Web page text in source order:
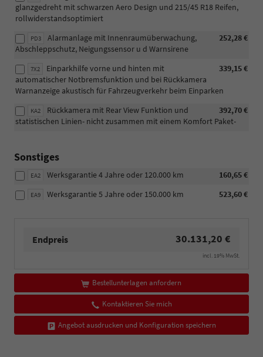
glanzgedreht mit schwarzen Aero Design und 215/45 R18 Reifen,
rollwiderstandsoptimiert
PD3 252,28 €
Alarmanlage mit Innenraumüberwachung,
Abschleppschutz, Neigungssensor u d Warnsirene
7X2 339,15 €
Einparkhilfe vorne und hinten mit
automatischer Notbremsfunktion und bei Rückkamera
Warnanzeige akustisch für Fahrzeugverkehr beim Einparken
KA2 392,70 €
Rückkamera mit Rear View Funktion und
statistischen Linien- nicht zusammen mit einem Komfort Paket-
Sonstiges
EA2 160,65 €
Werksgarantie 4 Jahre oder 120.000 km
EA9 523,60 €
Werksgarantie 5 Jahre oder 150.000 km
Endpreis 30.131,20 €
incl. 19% MwSt.
Bestellunterlagen anfordern
Kontaktieren Sie mich
Angebot ausdrucken und Konfiguration speichern